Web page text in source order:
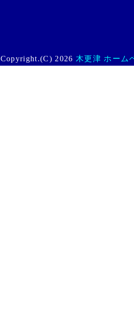
Copyright.(C) 2026 木更津 ホーム